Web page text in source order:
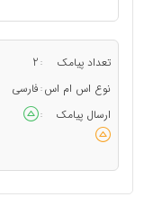
تعداد پیامک :
2
نوع اس ام اس : فارسی
ارسال پیامک
: